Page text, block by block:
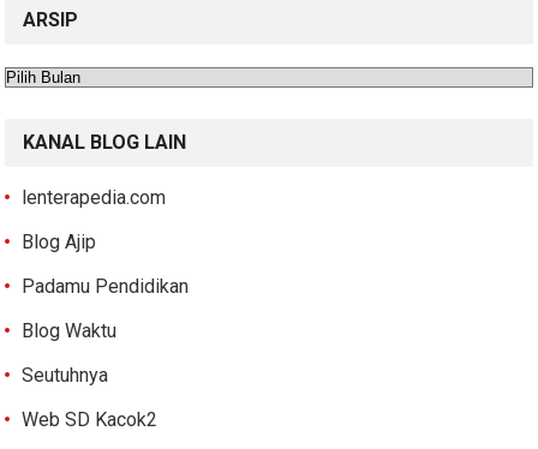
ARSIP
Arsip
KANAL BLOG LAIN
lenterapedia.com
Blog Ajip
Padamu Pendidikan
Blog Waktu
Seutuhnya
Web SD Kacok2